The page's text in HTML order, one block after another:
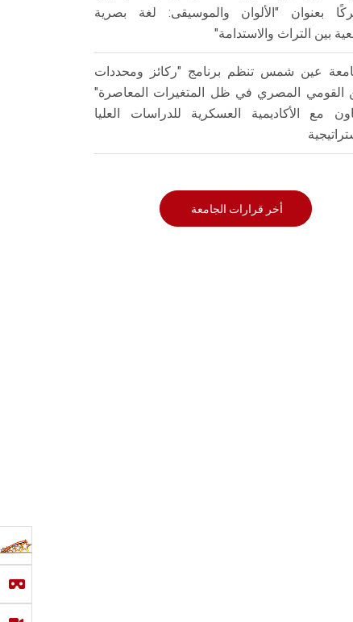
بعنوان "الألوان والموسيقى: لغة بصرية
بين التراث والاستدامة"
عين شمس تنظم برنامج "ركائز ومحددات
القومي المصري في ظل المتغيرات المعاصرة"
مع الأكاديمية العسكرية للدراسات العليا
أخر قرارات الجامعة